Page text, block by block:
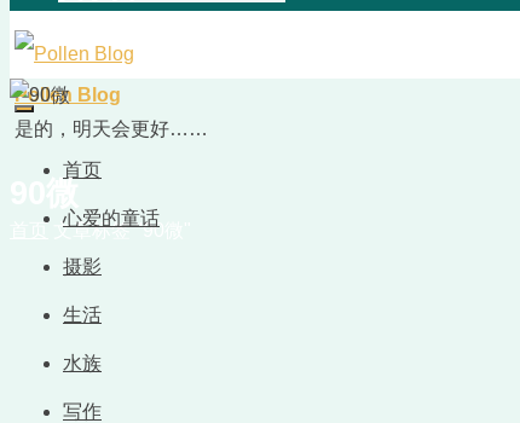
Pollen Blog
是的，明天会更好……
首页
心爱的童话
摄影
生活
水族
写作
文章标签 "90微"